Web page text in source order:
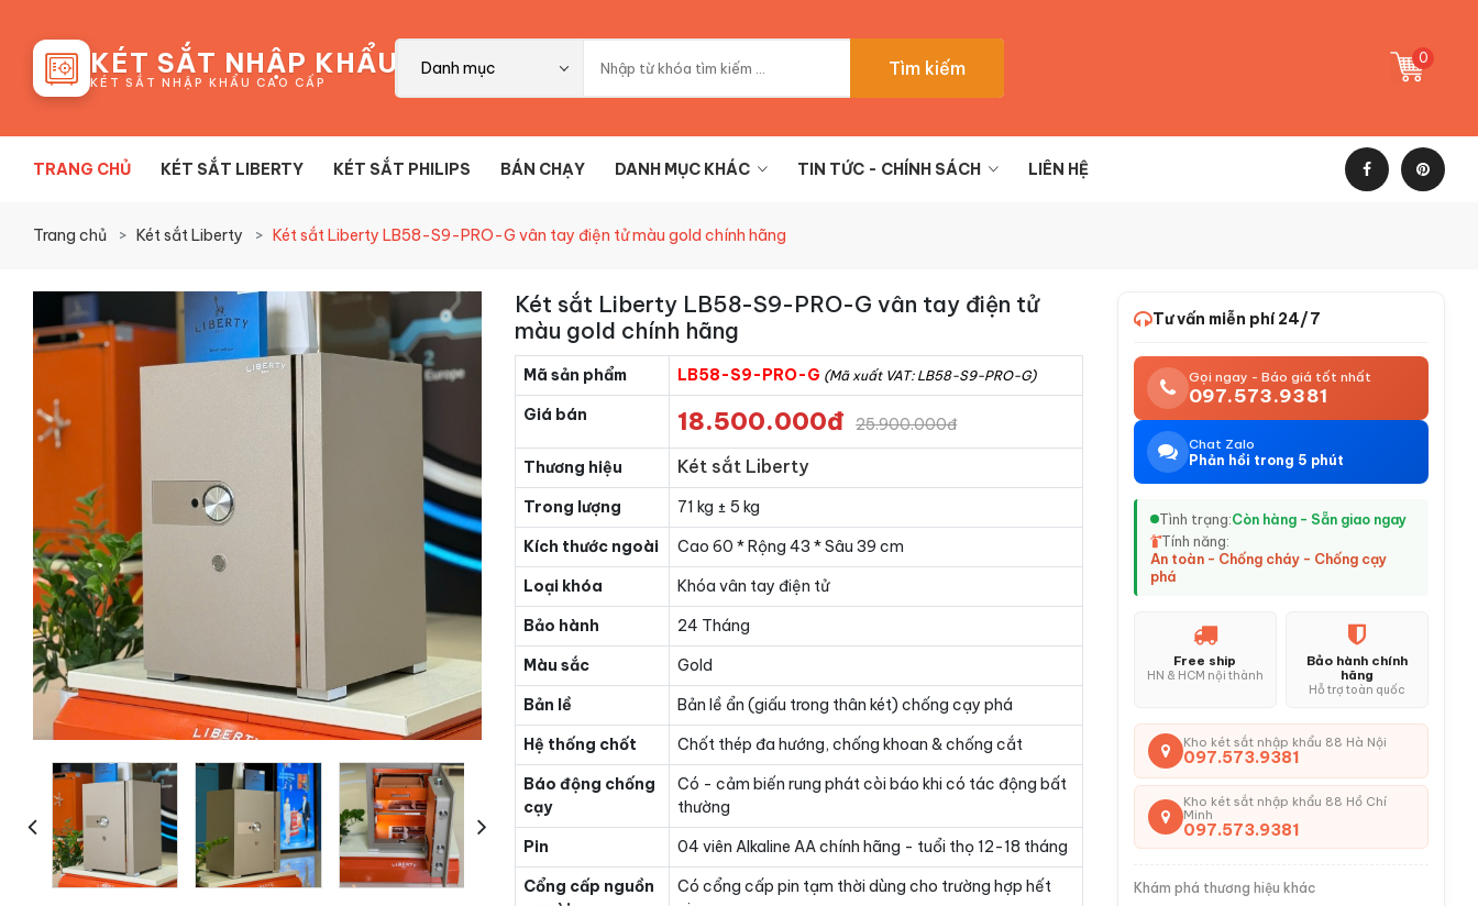
KÉT SẮT NHẬP KHẨU 88
KÉT SẮT NHẬP KHẨU CAO CẤP
0
Danh mục Tìm kiếm
TRANG CHỦ KÉT SẮT LIBERTY KÉT SẮT PHILIPS BÁN CHẠY DANH MỤC KHÁC TIN TỨC - CHÍNH SÁCH LIÊN HỆ
Trang chủ Két sắt Liberty Két sắt Liberty LB58-S9-PRO-G vân tay điện tử màu gold chính hãng
Két sắt Liberty LB58-S9-PRO-G vân tay điện tử
màu gold chính hãng
Mã sản phẩm LB58-S9-PRO-G (Mã xuất VAT: LB58-S9-PRO-G)
Giá bán 18.500.000đ 25.900.000đ
Thương hiệu Két sắt Liberty
Trong lượng
71 kg ± 5 kg
Kích thước ngoài
Cao 60 * Rộng 43 * Sâu 39 cm
Loại khóa
Khóa vân tay điện tử
Bảo hành
24 Tháng
Màu sắc
Gold
Bản lề
Bản lề ẩn (giấu trong thân két) chống cạy phá
Hệ thống chốt
Chốt thép đa hướng, chống khoan & chống cắt
Báo động chống
cạy
Có - cảm biến rung phát còi báo khi có tác động bất
thường
Pin
04 viên Alkaline AA chính hãng - tuổi thọ 12-18 tháng
Cổng cấp nguồn
Có cổng cấp pin tạm thời dùng cho trường hợp hết
Tư vấn miễn phí 24/7
Gọi ngay - Báo giá tốt nhất
097.573.9381
Chat Zalo
Phản hồi trong 5 phút
Tình trạng:Còn hàng - Sẵn giao ngay
Tính năng:
An toàn - Chống cháy - Chống cạy
phá
Free ship
HN & HCM nội thành
Bảo hành chính
hãng
Hỗ trợ toàn quốc
Kho két sắt nhập khẩu 88 Hà Nội
097.573.9381
Kho két sắt nhập khẩu 88 Hồ Chí
Minh
097.573.9381
Khám phá thương hiệu khác